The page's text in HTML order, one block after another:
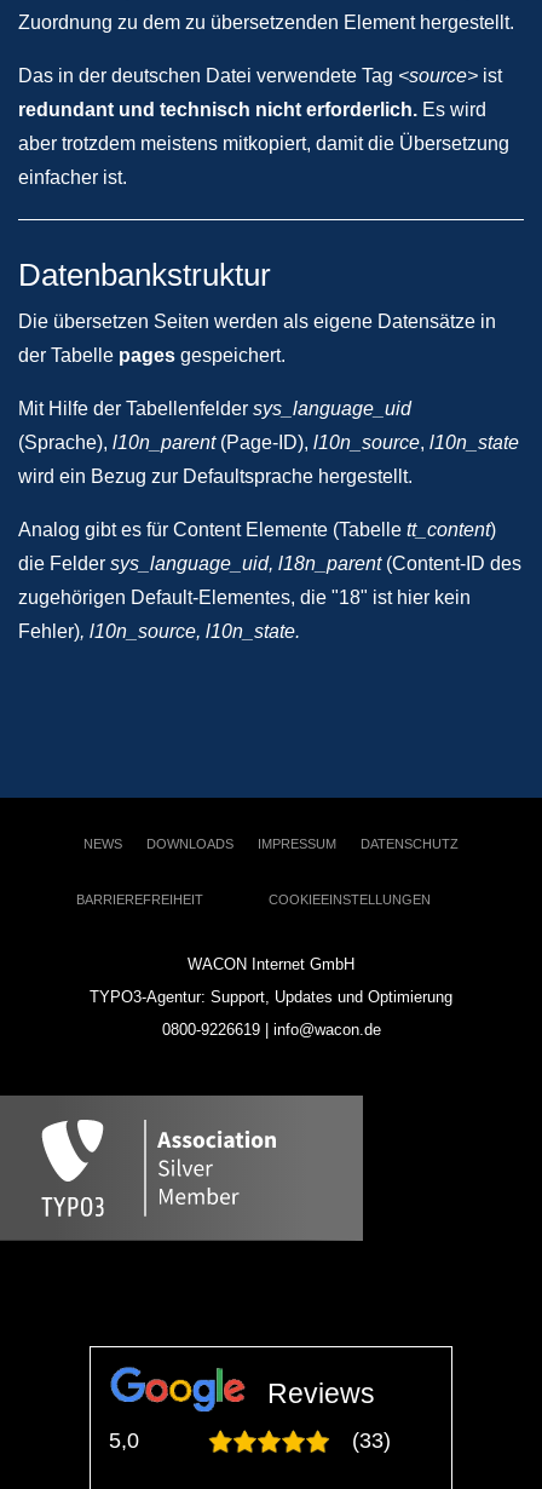
Zuordnung zu dem zu übersetzenden Element hergestellt.
Das in der deutschen Datei verwendete Tag <source> ist
redundant und technisch nicht erforderlich. Es wird
aber trotzdem meistens mitkopiert, damit die Übersetzung
einfacher ist.
Datenbankstruktur
Die übersetzen Seiten werden als eigene Datensätze in
der Tabelle pages gespeichert.
Mit Hilfe der Tabellenfelder sys_language_uid
(Sprache), l10n_parent (Page-ID), l10n_source, l10n_state
wird ein Bezug zur Defaultsprache hergestellt.
Analog gibt es für Content Elemente (Tabelle tt_content)
die Felder sys_language_uid, l18n_parent (Content-ID des
zugehörigen Default-Elementes, die "18" ist hier kein
Fehler), l10n_source, l10n_state.
NEWS DOWNLOADS IMPRESSUM DATENSCHUTZ
BARRIEREFREIHEIT COOKIEEINSTELLUNGEN
WACON Internet GmbH
TYPO3-Agentur: Support, Updates und Optimierung
0800-9226619 | info@wacon.de
Reviews
5,0 (33)